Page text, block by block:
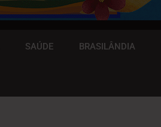
SAÚDE BRASILÂNDIA